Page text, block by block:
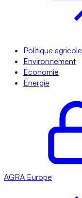
Politique agricole
Environnement
Économie
Énergie
AGRA Europe